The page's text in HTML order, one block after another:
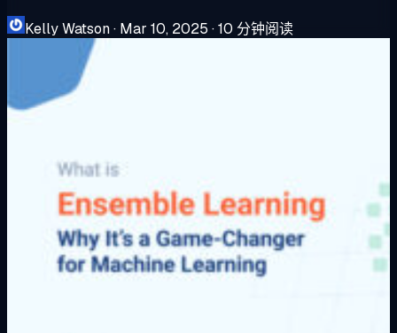
Kelly Watson· Mar 10, 2025 ·10 分钟阅读